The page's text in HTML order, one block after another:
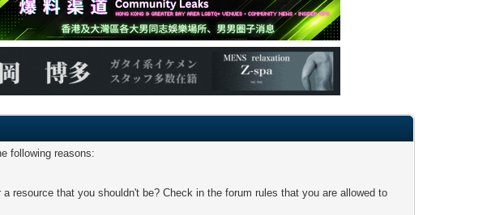
following reasons:
resource that you shouldn't be? Check in the forum rules that you are allowed to